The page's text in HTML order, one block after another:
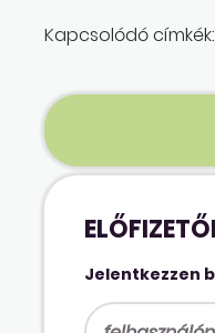
Kapcsolódó címkék:
Jelentkezzen